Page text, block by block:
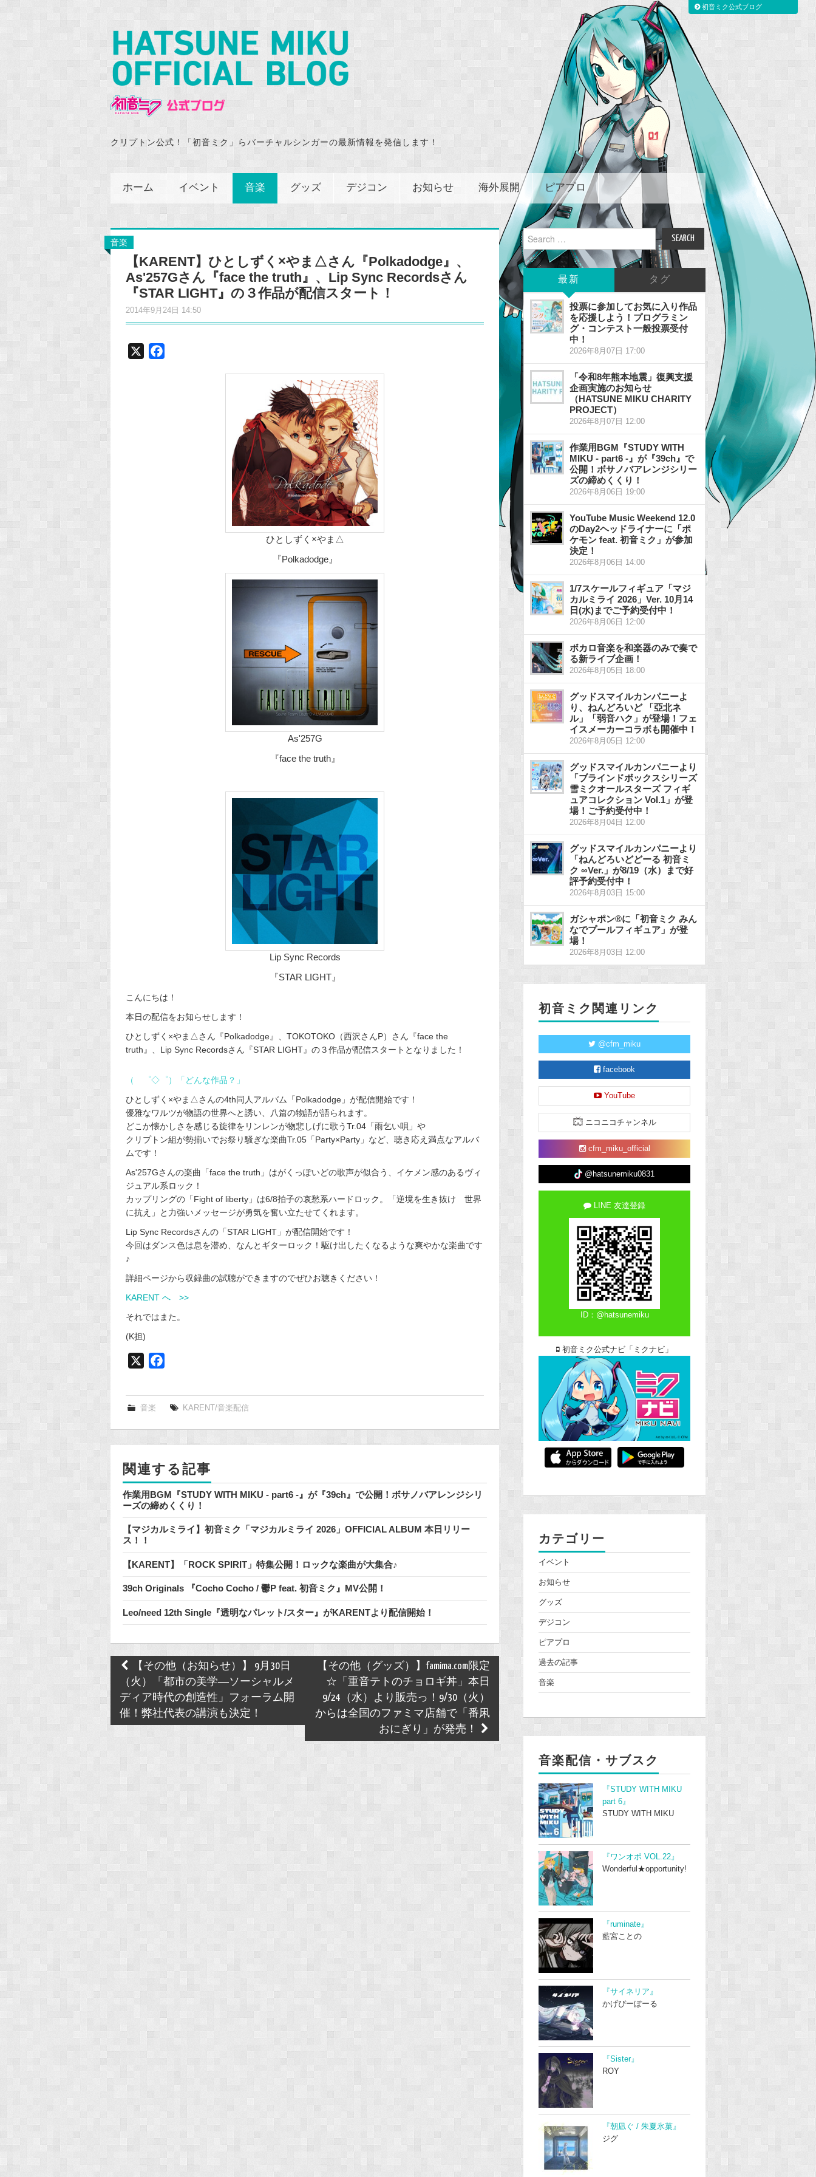
クリプトン公式！「初音ミク」らバーチャルシンガーの最新情報を発信します！
ホーム イベント 音楽 グッズ デジコン お知らせ 海外展開 ピアプロ
音楽
【KARENT】ひとしずく×やま△さん『Polkadodge』、
As'257Gさん『face the truth』、Lip Sync Recordsさん
『STAR LIGHT』の３作品が配信スタート！
2014年9月24日 14:50
ひとしずく×やま△
『Polkadodge』
As'257G
『face the truth』
Lip Sync Records
『STAR LIGHT』
こんにちは！
本日の配信をお知らせします！
ひとしずく×やま△さん『Polkadodge』、TOKOTOKO（西沢さんP）さん『face the
truth』、Lip Sync Recordsさん『STAR LIGHT』の３作品が配信スタートとなりました！
（ ゜◇゜）「どんな作品？」
ひとしずく×やま△さんの4th同人アルバム「Polkadodge」が配信開始です！
優雅なワルツが物語の世界へと誘い、八篇の物語が語られます。
どこか懐かしさを感じる旋律をリンレンが物悲しげに歌うTr.04「雨乞い唄」や
クリプトン組が勢揃いでお祭り騒ぎな楽曲Tr.05「Party×Party」など、聴き応え満点なアルバ
ムです！
As'257Gさんの楽曲「face the truth」はがくっぽいどの歌声が似合う、イケメン感のあるヴィ
ジュアル系ロック！
カップリングの「Fight of liberty」は6/8拍子の哀愁系ハードロック。「逆境を生き抜け 世界
に抗え」と力強いメッセージが勇気を奮い立たせてくれます。
Lip Sync Recordsさんの「STAR LIGHT」が配信開始です！
今回はダンス色は息を潜め、なんとギターロック！駆け出したくなるような爽やかな楽曲です
♪
詳細ページから収録曲の試聴ができますのでぜひお聴きください！
KARENT へ >>
それではまた。
(K担)
o
k
音楽 KARENT/音楽配信
関連する記事
作業用BGM『STUDY WITH MIKU - part6 -』が『39ch』で公開！ボサノバアレンジシリ
ーズの締めくくり！
【マジカルミライ】初音ミク「マジカルミライ 2026」OFFICIAL ALBUM 本日リリー
ス！！
【KARENT】「ROCK SPIRIT」特集公開！ロックな楽曲が大集合♪
39ch Originals 『Cocho Cocho / 鬱P feat. 初音ミク』MV公開！
Leo/need 12th Single『透明なパレット/スター』がKARENTより配信開始！
Post
navigation
【その他（お知らせ）】 9月30日
（火）「都市の美学―ソーシャルメ
ディア時代の創造性」フォーラム開
催！弊社代表の講演も決定！
【その他（グッズ）】famima.com限定
☆「重音テトのチョロギ丼」本日
9/24（水）より販売っ！9/30（火）
からは全国のファミマ店舗で「番凩
おにぎり」が発売！
Search
for:
最新 タグ
投票に参加してお気に入り作品
を応援しよう！プログラミン
グ・コンテスト一般投票受付
中！
2026年8月07日 17:00
「令和8年熊本地震」復興支援
企画実施のお知らせ
（HATSUNE MIKU CHARITY
PROJECT）
2026年8月07日 12:00
作業用BGM『STUDY WITH
MIKU - part6 -』が『39ch』で
公開！ボサノバアレンジシリー
ズの締めくくり！
2026年8月06日 19:00
YouTube Music Weekend 12.0
のDay2ヘッドライナーに「ポ
ケモン feat. 初音ミク」が参加
決定！
2026年8月06日 14:00
1/7スケールフィギュア「マジ
カルミライ 2026」Ver. 10月14
日(水)までご予約受付中！
2026年8月06日 12:00
ボカロ音楽を和楽器のみで奏で
る新ライブ企画！
2026年8月05日 18:00
グッドスマイルカンパニーよ
り、ねんどろいど 「亞北ネ
ル」「弱音ハク」が登場！フェ
イスメーカーコラボも開催中！
2026年8月05日 12:00
グッドスマイルカンパニーより
「ブラインドボックスシリーズ
雪ミクオールスターズ フィギ
ュアコレクション Vol.1」が登
場！ご予約受付中！
2026年8月04日 12:00
グッドスマイルカンパニーより
「ねんどろいどどーる 初音ミ
ク ∞Ver.」が8/19（水）まで好
評予約受付中！
2026年8月03日 15:00
ガシャポン®に「初音ミク みん
なでプールフィギュア」が登
場！
2026年8月03日 12:00
初音ミク関連リンク
@cfm_miku
facebook
YouTube
ニコニコチャンネル
cfm_miku_official
@hatsunemiku0831
LINE 友達登録
ID：@hatsunemiku
初音ミク公式ナビ「ミクナビ」
カテゴリー
イベント
お知らせ
グッズ
デジコン
ピアプロ
過去の記事
音楽
音楽配信・サブスク
『STUDY WITH MIKU
part 6』
STUDY WITH MIKU
『ワンオポ VOL.22』
Wonderful★opportunity!
『ruminate』
藍宮ことの
『サイネリア』
かげぴーぼーる
『Sister』
ROY
『朝凪ぐ / 朱夏氷菓』
ジグ
初音ミク公式ブログ